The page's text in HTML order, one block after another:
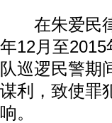
在朱爱民律
年12月至
队巡逻民警期
谋利，致使罪
响。